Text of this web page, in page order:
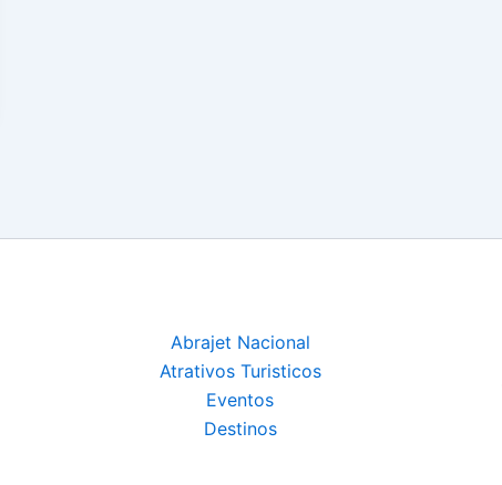
Abrajet Nacional
Atrativos Turisticos
Eventos
Destinos